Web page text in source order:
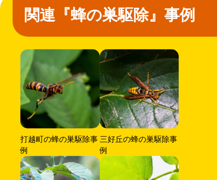
関連『蜂の巣駆除』事例
打越町の蜂の巣駆除事
例
三好丘の蜂の巣駆除事
例